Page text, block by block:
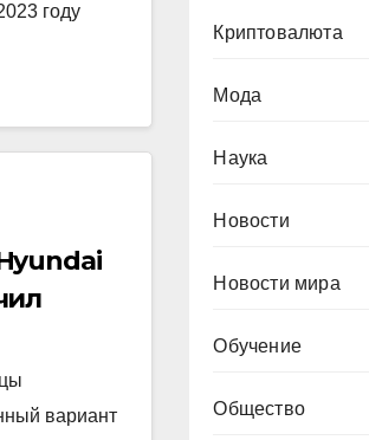
году
вариант
Криптовалюта
Мода
Наука
Новости
Новости мира
Обучение
Общество